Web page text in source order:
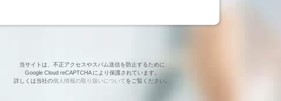
当サイトは、不正アクセスやスパム送信を防止するために
Google Cloud reCAPTCHA により保護されています。
詳しくは当社の個人情報の取り扱いについてをご覧ください。